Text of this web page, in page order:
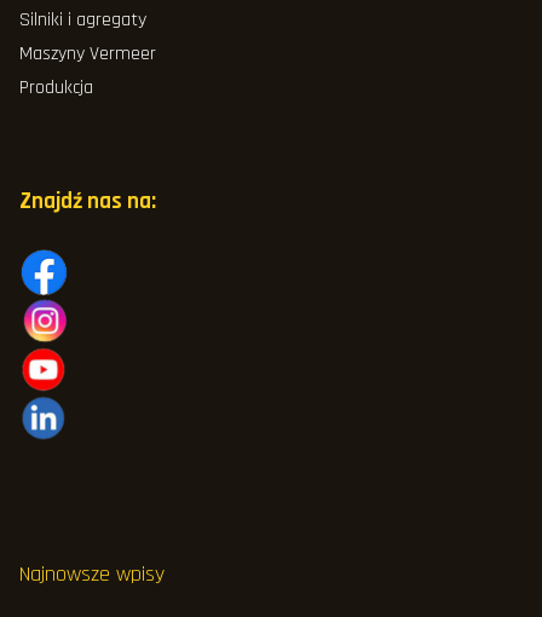
Silniki i agregaty
Maszyny Vermeer
Produkcja
Znajdź nas na:
Najnowsze wpisy